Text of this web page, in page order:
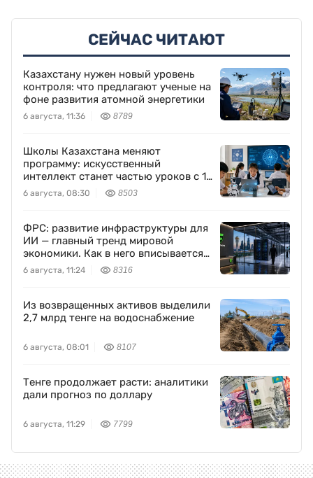
СЕЙЧАС ЧИТАЮТ
Казахстану нужен новый уровень
контроля: что предлагают ученые на
фоне развития атомной энергетики
6 августа, 11:36 8789
Школы Казахстана меняют
программу: искусственный
интеллект станет частью уроков с 1
класса
6 августа, 08:30 8503
ФРС: развитие инфраструктуры для
ИИ — главный тренд мировой
экономики. Как в него вписывается
Freedom Holding Corp.
6 августа, 11:24 8316
Из возвращенных активов выделили
2,7 млрд тенге на водоснабжение
6 августа, 08:01 8107
Тенге продолжает расти: аналитики
дали прогноз по доллару
6 августа, 11:29 7799